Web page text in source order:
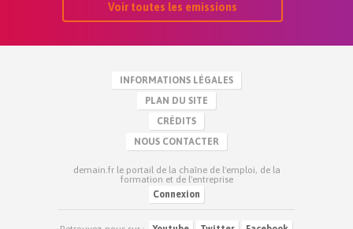
Voir toutes les emissions
INFORMATIONS LÉGALES
PLAN DU SITE
CRÉDITS
NOUS CONTACTER
demain.fr le portail de la chaîne de l'emploi, de la
formation et de l'entreprise
Connexion